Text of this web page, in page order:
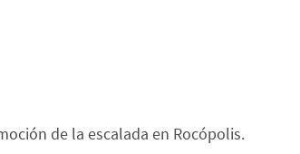
de la escalada en Rocópolis.